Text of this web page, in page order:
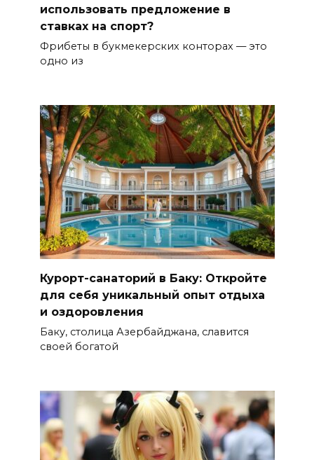
использовать предложение в
ставках на спорт?
Фрибеты в букмекерских конторах — это
одно из
Курорт-санаторий в Баку: Откройте
для себя уникальный опыт отдыха
и оздоровления
Баку, столица Азербайджана, славится
своей богатой